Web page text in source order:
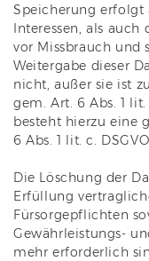
Speicherung erfolgt
Interessen, als auch
vor Missbrauch und
Weitergabe dieser
nicht, außer sie ist
gem. Art. 6 Abs. 1
besteht hierzu eine
6 Abs. 1 lit. c.
Die Löschung der
Erfüllung
Fürsorgepflichten
Gewährleistungs-
mehr erforderlich